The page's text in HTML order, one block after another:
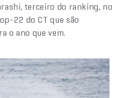
terceiro do ranking, no
22 do CT que são
o ano que vem.